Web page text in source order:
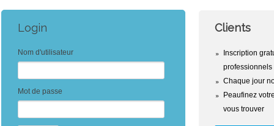
Login
Nom d'utilisateur
Mot de passe
Clients
Inscription
professionnels
Chaque jour
Peaufinez
vous trouver